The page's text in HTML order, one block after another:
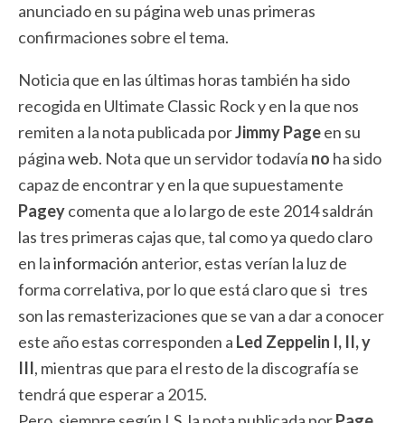
anunciado en su página web unas primeras
confirmaciones sobre el tema.
Noticia que en las últimas horas también ha sido
recogida en Ultimate Classic Rock y en la que nos
remiten a la nota publicada porJimmy Pageen su
páginaweb. Nota que un servidor todavía no ha sido
capaz de encontrar y en la que supuestamente
Pageycomenta que a lo largo de este 2014 saldrán
las tres primeras cajas que, tal como ya quedo claro
en lainformación anterior, estas verían la luz de
forma correlativa, por lo que está claro que si tres
son las remasterizaciones que se van a dar a conocer
este año estas corresponden a Led Zeppelin I, II, y
III, mientras que para el resto de la discografía se
tendrá que esperar a 2015.